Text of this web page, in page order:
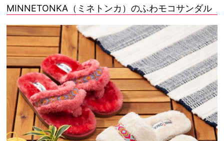
MINNETONKA（ミネトンカ）のふわモコサンダル